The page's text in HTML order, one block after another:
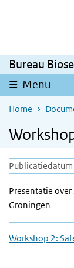
Overslaan en
Bureau
Menu
Home
Presentatie
Groningen
Workshop 2: